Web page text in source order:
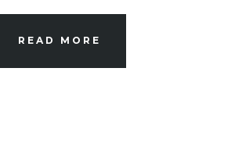
READ MORE